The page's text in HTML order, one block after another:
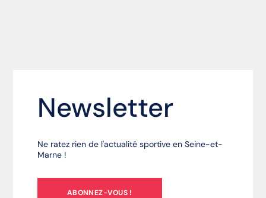
Newsletter
Ne ratez rien de l'actualité sportive en Seine-et-
Marne !
ABONNEZ-VOUS !